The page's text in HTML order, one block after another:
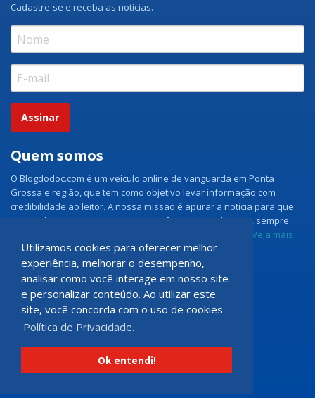
Utilizamos cookies para oferecer melhor
experiência, melhorar o desempenho,
analisar como você interage em nosso site
e personalizar conteúdo. Ao utilizar este
site, você concorda com o uso de cookies
Política de Privacidade.
Ok entendi!
Cadastre-se e receba as notícias.
Assinar
Quem somos
O Blogdodoc.com é um veículo online de vanguarda em Ponta
Grossa e região, que tem como objetivo levar informação com
credibilidade ao leitor. A nossa missão é apurar a notícia para que
nossos leitores tenham acesso aos fatos como eles são, sempre
Veja mais
Grupo Doc.com
Rua Rio de Janeiro, 150 - Sala 102
CEP: 84070-060 - Nova Rússia
Ponta Grossa \ PR